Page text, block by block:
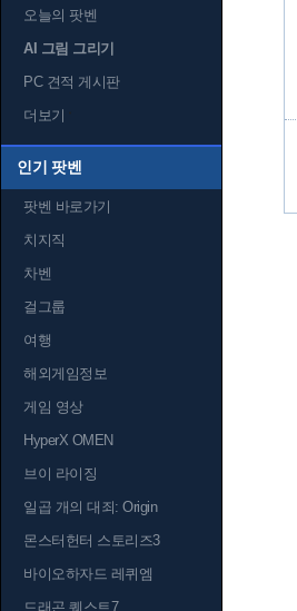
오늘의 팟벤
AI 그림 그리기
PC 견적 게시판
더보기
인기 팟벤
팟벤 바로가기
치지직
차벤
걸그룹
여행
해외게임정보
게임 영상
HyperX OMEN
브이 라이징
일곱 개의 대죄: Origin
몬스터헌터 스토리즈3
바이오하자드 레퀴엠
드래곤 퀘스트7